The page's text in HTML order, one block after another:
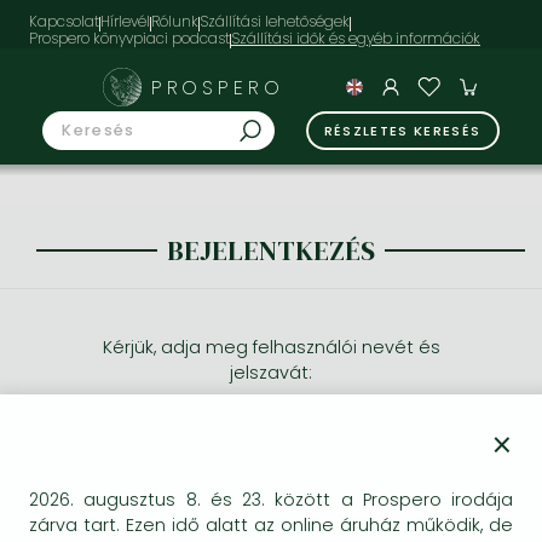
KapcsolatHírlevélRólunkSzállítási lehetőségek
Prospero könyvpiaci podcast
PROSPERO
RÉSZLETES KERESÉS
BEJELENTKEZÉS
Kérjük, adja meg felhasználói nevét és
jelszavát:
×
2026. augusztus 8. és 23. között a Prospero irodája
zárva tart. Ezen idő alatt az online áruház működik, de